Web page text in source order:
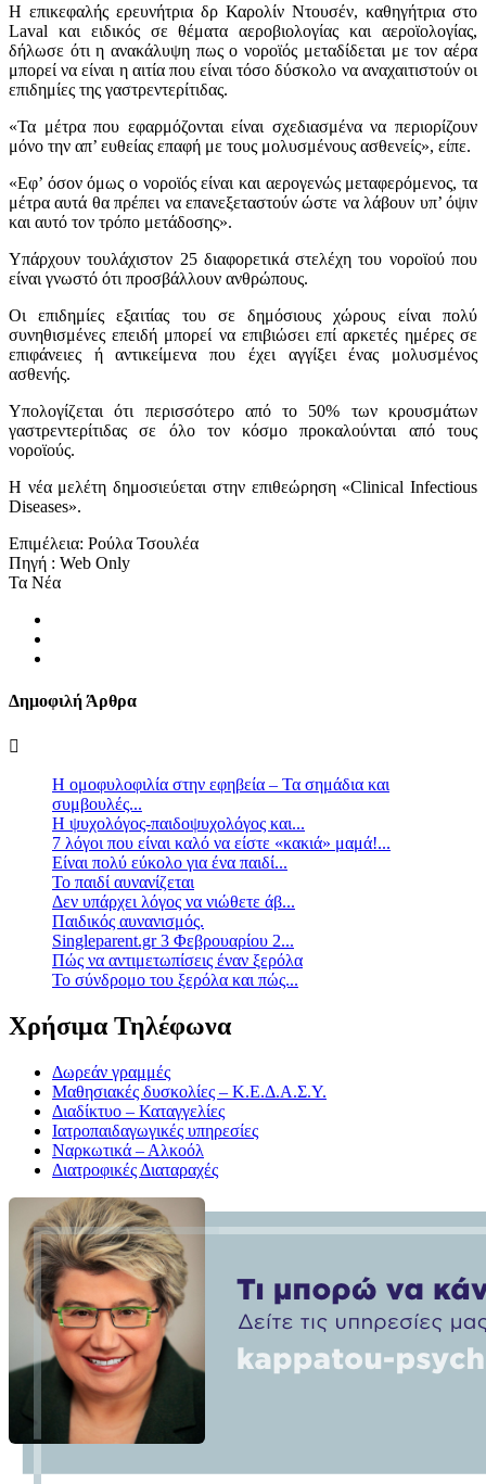
Η επικεφαλής ερευνήτρια δρ Καρολίν Ντουσέν, καθηγήτρια στο
Laval και ειδικός σε θέματα αεροβιολογίας και αεροϊολογίας,
δήλωσε ότι η ανακάλυψη πως ο νοροϊός μεταδίδεται με τον αέρα
μπορεί να είναι η αιτία που είναι τόσο δύσκολο να αναχαιτιστούν οι
επιδημίες της γαστρεντερίτιδας.
«Τα μέτρα που εφαρμόζονται είναι σχεδιασμένα να περιορίζουν
μόνο την απ’ ευθείας επαφή με τους μολυσμένους ασθενείς», είπε.
«Εφ’ όσον όμως ο νοροϊός είναι και αερογενώς μεταφερόμενος, τα
μέτρα αυτά θα πρέπει να επανεξεταστούν ώστε να λάβουν υπ’ όψιν
και αυτό τον τρόπο μετάδοσης».
Υπάρχουν τουλάχιστον 25 διαφορετικά στελέχη του νοροϊού που
είναι γνωστό ότι προσβάλλουν ανθρώπους.
Οι επιδημίες εξαιτίας του σε δημόσιους χώρους είναι πολύ
συνηθισμένες επειδή μπορεί να επιβιώσει επί αρκετές ημέρες σε
επιφάνειες ή αντικείμενα που έχει αγγίξει ένας μολυσμένος
ασθενής.
Υπολογίζεται ότι περισσότερο από το 50% των κρουσμάτων
γαστρεντερίτιδας σε όλο τον κόσμο προκαλούνται από τους
νοροϊούς.
Η νέα μελέτη δημοσιεύεται στην επιθεώρηση «Clinical Infectious
Diseases».
Επιμέλεια: Ρούλα Τσουλέα
Πηγή : Web Only
Τα Νέα
Δημοφιλή Άρθρα
Η ομοφυλοφιλία στην εφηβεία – Τα σημάδια και
συμβουλές...
Η ψυχολόγος-παιδοψυχολόγος και...
7 λόγοι που είναι καλό να είστε «κακιά» μαμά!...
Είναι πολύ εύκολο για ένα παιδί...
Το παιδί αυνανίζεται
Δεν υπάρχει λόγος να νιώθετε άβ...
Παιδικός αυνανισμός.
Singleparent.gr 3 Φεβρουαρίου 2...
Πώς να αντιμετωπίσεις έναν ξερόλα
Το σύνδρομο του ξερόλα και πώς...
Χρήσιμα Τηλέφωνα
Δωρεάν γραμμές
Μαθησιακές δυσκολίες – Κ.Ε.Δ.Α.Σ.Υ.
Διαδίκτυο – Καταγγελίες
Ιατροπαιδαγωγικές υπηρεσίες
Ναρκωτικά – Αλκοόλ
Διατροφικές Διαταραχές